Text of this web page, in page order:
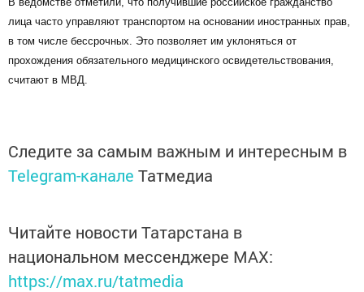
лица часто управляют транспортом на основании иностранных прав,
в том числе бессрочных. Это позволяет им уклоняться от
прохождения обязательного медицинского освидетельствования,
считают в МВД.
Следите за самым важным и интересным в
Telegram-канале Татмедиа
Читайте новости Татарстана в
национальном мессенджере MАХ:
https://max.ru/tatmedia